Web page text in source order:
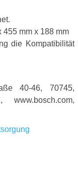
455 mm x 188 mm
die Kompatibilität
40-46, 70745,
www.bosch.com,